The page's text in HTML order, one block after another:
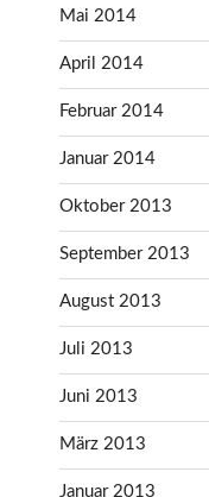
Mai 2014
April 2014
Februar 2014
Januar 2014
Oktober 2013
September 2013
August 2013
Juli 2013
Juni 2013
März 2013
Januar 2013